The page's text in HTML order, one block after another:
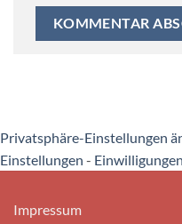
Privatsphäre-Einstellungen
Einstellungen -
Impressum